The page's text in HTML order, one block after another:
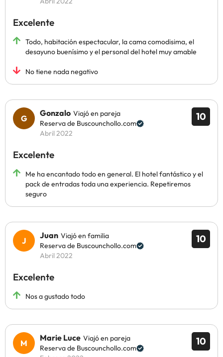
Excelente
Todo, habitación espectacular, la cama comodisima, el
desayuno buenísimo y el personal del hotel muy amable
No tiene nada negativo
10
Gonzalo Viajó en pareja
Reserva de Buscounchollo.com
Abril 2022
Excelente
Me ha encantado todo en general. El hotel fantástico y el
pack de entradas toda una experiencia. Repetiremos
seguro
10
Juan Viajó en familia
Reserva de Buscounchollo.com
Abril 2022
Excelente
Nos a gustado todo
10
Marie Luce Viajó en pareja
Reserva de Buscounchollo.com